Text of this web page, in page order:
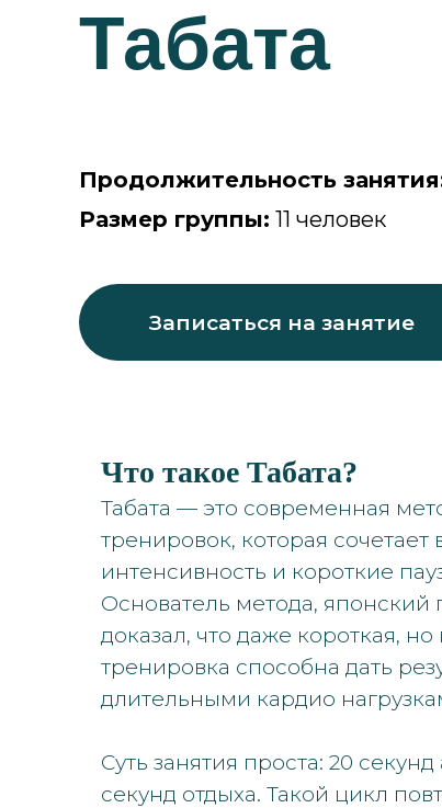
Табата
Размер группы: 11 человек
Продолжительность
Записаться на занятие
Что такое Табата?
Табата — это современная
тренировок, которая сочетает
интенсивность и короткие
Основатель метода, японский
доказал, что даже короткая,
тренировка способна дать
длительными кардио
Суть занятия проста: 20
секунд отдыха. Такой цикл